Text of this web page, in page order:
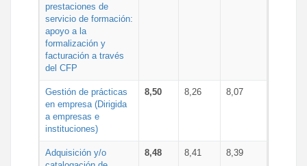
prestaciones de
servicio de formación:
apoyo a la
formalización y
facturación a través
del CFP
Gestión de prácticas
en empresa (Dirigida
a empresas e
instituciones)
8,50 8,26 8,07
Adquisición y/o
8,48 8,41 8,39